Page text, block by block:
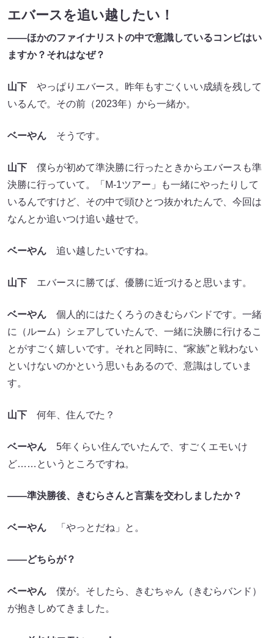
エバースを追い越したい！
――ほかのファイナリストの中で意識しているコンビはい
ますか？それはなぜ？
山下 やっぱりエバース。昨年もすごくいい成績を残して
いるんで。その前（2023年）から一緒か。
ベーやん そうです。
山下 僕らが初めて準決勝に行ったときからエバースも準
決勝に行っていて。「M-1ツアー」も一緒にやったりして
いるんですけど、その中で頭ひとつ抜かれたんで、今回は
なんとか追いつけ追い越せで。
ベーやん 追い越したいですね。
山下 エバースに勝てば、優勝に近づけると思います。
ベーやん 個人的にはたくろうのきむらバンドです。一緒
に（ルーム）シェアしていたんで、一緒に決勝に行けるこ
とがすごく嬉しいです。それと同時に、“家族”と戦わない
といけないのかという思いもあるので、意識はしていま
す。
山下 何年、住んでた？
ベーやん 5年くらい住んでいたんで、すごくエモいけ
ど……というところですね。
――準決勝後、きむらさんと言葉を交わしましたか？
ベーやん 「やっとだね」と。
――どちらが？
ベーやん 僕が。そしたら、きむちゃん（きむらバンド）
が抱きしめてきました。